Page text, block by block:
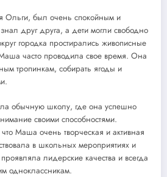
Ольги, был очень спокойным и
друг друга, а дети могли свободно
городка простирались живописные
часто проводила свое время. Она
тропинкам, собирать ягоды и
обычную школу, где она успешно
своими способностями.
Маша очень творческая и активная
в школьных мероприятиях и
лидерские качества и всегда
одноклассникам.